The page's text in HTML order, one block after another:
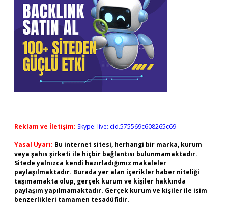
Reklam ve İletişim: Skype: live:.cid.575569c608265c69
Yasal Uyarı: Bu internet sitesi, herhangi bir marka, kurum
veya şahıs şirketi ile hiçbir bağlantısı bulunmamaktadır.
Sitede yalnızca kendi hazırladığımız makaleler
paylaşılmaktadır. Burada yer alan içerikler haber niteliği
taşımamakta olup, gerçek kurum ve kişiler hakkında
paylaşım yapılmamaktadır. Gerçek kurum ve kişiler ile isim
benzerlikleri tamamen tesadüfidir.